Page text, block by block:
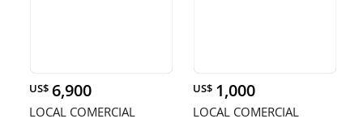
US$ 6,900
LOCAL COMERCIAL
US$ 1,000
LOCAL COMERCIAL